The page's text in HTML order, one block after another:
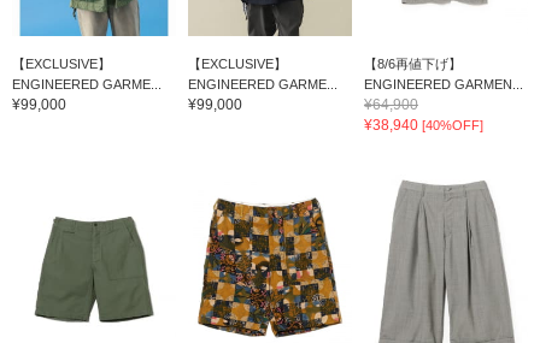
【EXCLUSIVE】
ENGINEERED GARME...
¥99,000
【EXCLUSIVE】
ENGINEERED GARME...
¥99,000
【8/6再値下げ】
ENGINEERED GARMEN...
¥64,900
¥38,940 [40%OFF]